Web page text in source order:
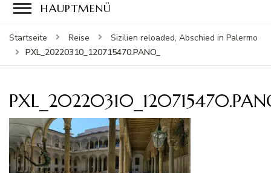
HAUPTMENÜ
Startseite Reise
Sizilien reloaded, Abschied in Palermo
PXL_20220310_120715470.PANO_